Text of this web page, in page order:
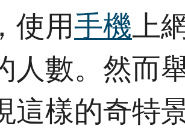
使用手機 上
人數。然而
這樣的奇特